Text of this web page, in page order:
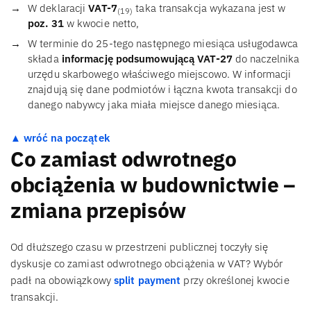
W deklaracjiVAT-7(19) taka transakcja wykazana jest w
poz. 31w kwocie netto,
W terminie do 25-tego następnego miesiąca usługodawca
składa informację podsumowującą VAT-27do naczelnika
urzędu skarbowego właściwego miejscowo. W informacji
znajdują się dane podmiotów i łączna kwota transakcji do
danego nabywcy jaka miała miejsce danego miesiąca.
▲ wróć na początek
Co zamiast odwrotnego
obciążenia w budownictwie –
zmiana przepisów
Od dłuższego czasu w przestrzeni publicznej toczyły się
dyskusje co zamiast odwrotnego obciążenia w VAT? Wybór
padł na obowiązkowy split payment przy określonej kwocie
transakcji.